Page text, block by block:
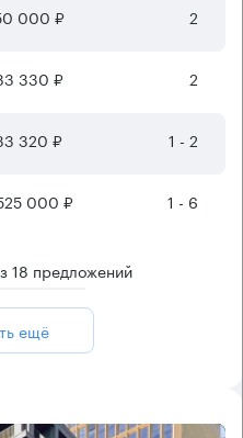
000 ₽ 2
330 ₽ 2
320 ₽ 1 - 2
000 ₽ 1 - 6
18 предложений
ещё